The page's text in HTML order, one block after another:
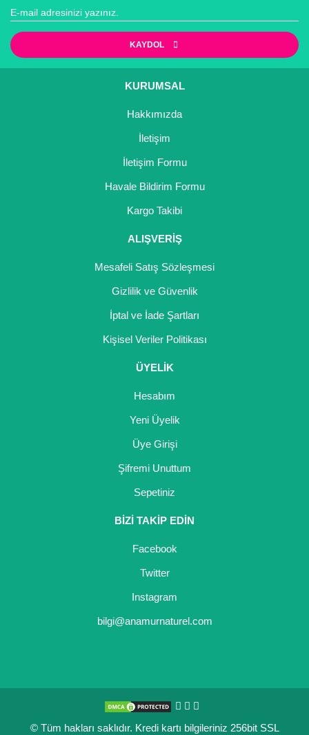
KAYDOL
KURUMSAL
Hakkımızda
İletişim
İletişim Formu
Havale Bildirim Formu
Kargo Takibi
ALIŞVERİŞ
Mesafeli Satış Sözleşmesi
Gizlilik ve Güvenlik
İptal ve İade Şartları
Kişisel Veriler Politikası
ÜYELİK
Hesabım
Yeni Üyelik
Üye Girişi
Şifremi Unuttum
Sepetiniz
BİZİ TAKİP EDİN
Facebook
Twitter
Instagram
bilgi@anamurnaturel.com
© Tüm hakları saklıdır. Kredi kartı bilgileriniz 256bit SSL
Şeftali Fidanı
Trabzon Hurması Fidanı